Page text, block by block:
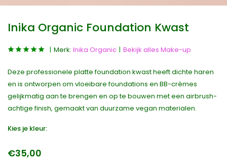
Inika Organic Foundation Kwast
Merk: Inika Organic Bekijk alles Make-up
Deze professionele platte foundation kwast heeft dichte haren
en is ontworpen om vloeibare foundations en BB-crèmes
gelijkmatig aan te brengen en op te bouwen met een airbrush-
achtige finish, gemaakt van duurzame vegan materialen.
Kies je kleur:
€35,00